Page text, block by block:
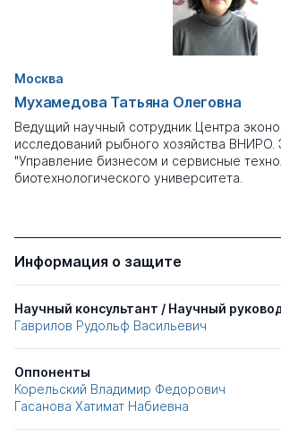
Москва
Мухамедова Татьяна Олеговна
Ведущий научный сотрудник Центра
исследований рыбного хозяйства
"Управление бизнесом и сервисные
биотехнологического университета.
Информация о защите
Научный консультант / Научный
Гаврилов Рудольф Васильевич
Оппоненты
Корельский Владимир Федорович
Гасанова Хатимат Набиевна